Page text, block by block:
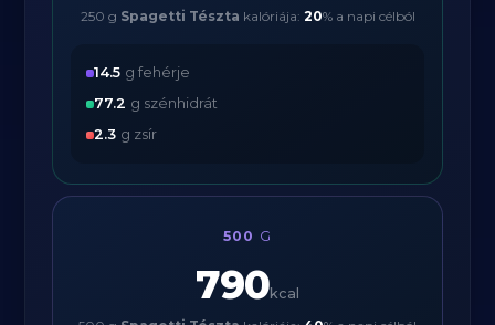
250 g Spagetti Tészta kalóriája: 20% a napi célból
14.5 g fehérje
77.2 g szénhidrát
2.3 g zsír
500 G
790kcal